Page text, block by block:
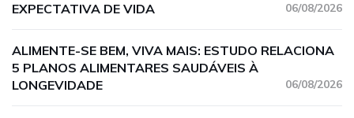
EXPECTATIVA DE VIDA
06/08/2026
ALIMENTE-SE BEM, VIVA MAIS: ESTUDO RELACIONA
5 PLANOS ALIMENTARES SAUDÁVEIS À
LONGEVIDADE
06/08/2026